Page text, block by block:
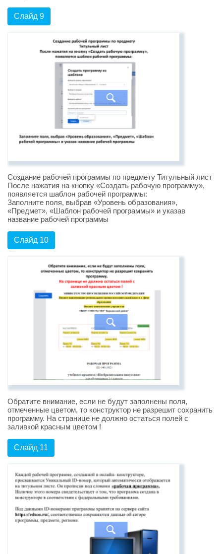
Слайд 9
Создание рабочей программы по предмету Титульный лист
После нажатия на кнопку «Создать рабочую программу»,
появляется шаблон рабочей программы:
Заполните поля, выбрав «Уровень образования»,
«Предмет», «Шаблон рабочей программы» и указав
название рабочей программы
Слайд 10
Обратите внимание, если не будут заполнены поля,
отмеченные цветом, то конструктор не разрешит сохранить
программу. На странице не должно остаться полей с
заливкой красным цветом !
Слайд 11